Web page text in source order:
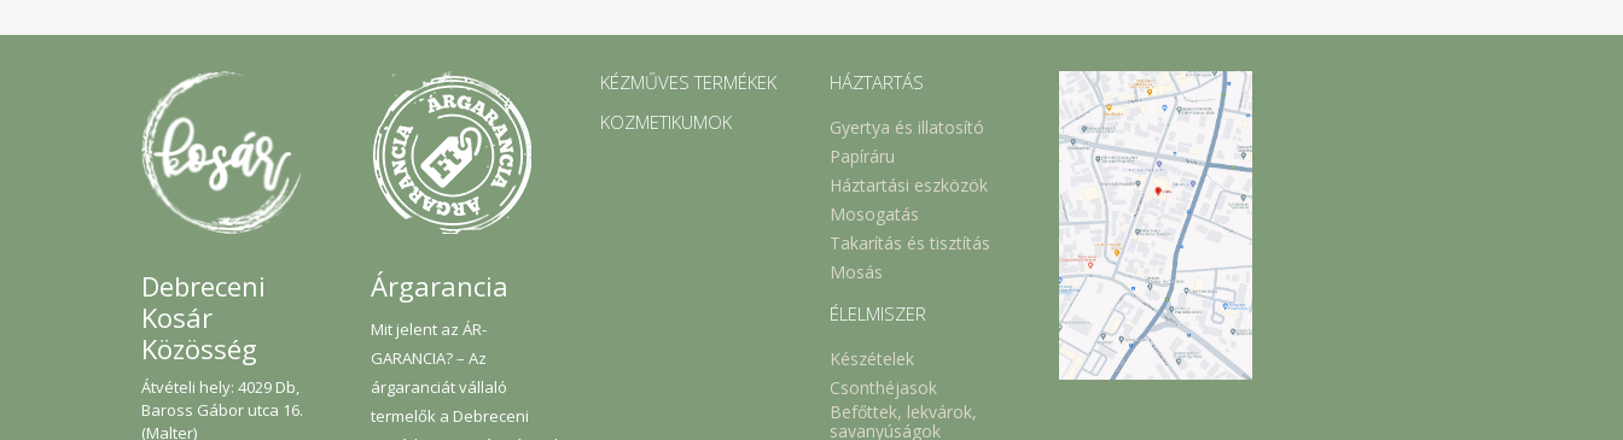
Debreceni
Kosár
Közösség
Átvételi hely: 4029 Db,
Baross Gábor utca 16.
(Malter)
Árgarancia
Mit jelent az ÁR-
GARANCIA? – Az
árgaranciát vállaló
termelők a Debreceni
KÉZMŰVES TERMÉKEK
KOZMETIKUMOK
HÁZTARTÁS
Gyertya és illatosító
Papíráru
Háztartási eszközök
Mosogatás
Takarítás és tisztítás
Mosás
ÉLELMISZER
Készételek
Csonthéjasok
Befőttek, lekvárok,
savanyúságok